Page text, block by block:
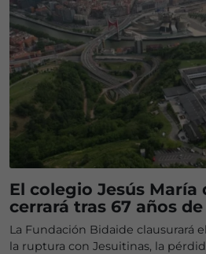
El colegio Jesús María
cerrará tras 67 años
La Fundación Bidaide clausurará
la ruptura con Jesuitinas, la